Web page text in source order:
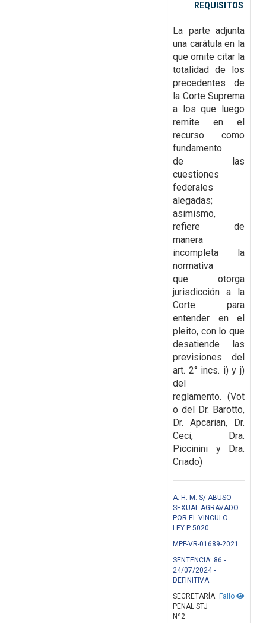
REQUISITOS
La parte adjunta
una carátula en la
que omite citar la
totalidad de
los
precedentes de
la Corte Suprema
a los que luego
remite en el
recurso como
fundamento
de
las
cuestiones
federales
alegadas;
asimismo,
refiere de
manera
incompleta la
normativa
que otorga
jurisdicción a la
Corte para
entender en el
pleito, con lo que
desatiende las
previsiones del
art. 2° incs. i) y j)
del
reglamento. (Vot
o del Dr. Barotto,
Dr. Apcarian, Dr.
Ceci, Dra.
Piccinini y Dra.
Criado)
A. H. M. S/ ABUSO
SEXUAL AGRAVADO
POR EL VINCULO -
LEY P 5020
MPF-VR-01689-2021
SENTENCIA: 86 -
24/07/2024 -
DEFINITIVA
Fallo
SECRETARÍA
PENAL STJ
Nº2